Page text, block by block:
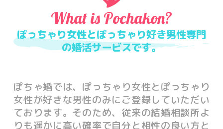
What is Pochakon?
ぽっちゃり女性とぽっちゃり好き男性専門
の婚活サービスです。
ぽちゃ婚では、ぽっちゃり女性とぽっちゃり
女性が好きな男性のみにご登録していただい
ております。そのため、従来の結婚相談所よ
りも遥かに高い確率で自分と相性の良い方と